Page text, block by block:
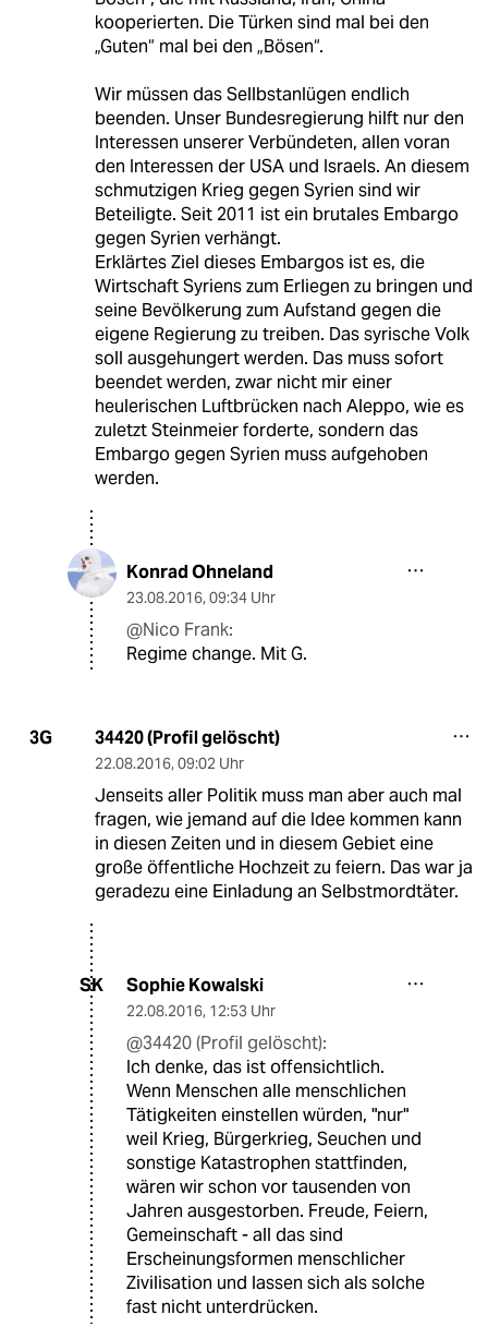
kooperierten. Die Türken sind mal bei den
„Guten“ mal bei den „Bösen“.
Wir müssen das Sellbstanlügen endlich
beenden. Unser Bundesregierung hilft nur den
Interessen unserer Verbündeten, allen voran
den Interessen der USA und Israels. An diesem
schmutzigen Krieg gegen Syrien sind wir
Beteiligte. Seit 2011 ist ein brutales Embargo
gegen Syrien verhängt.
Erklärtes Ziel dieses Embargos ist es, die
Wirtschaft Syriens zum Erliegen zu bringen und
seine Bevölkerung zum Aufstand gegen die
eigene Regierung zu treiben. Das syrische Volk
soll ausgehungert werden. Das muss sofort
beendet werden, zwar nicht mir einer
heulerischen Luftbrücken nach Aleppo, wie es
zuletzt Steinmeier forderte, sondern das
Embargo gegen Syrien muss aufgehoben
werden.
Konrad Ohneland
23.08.2016, 09:34 Uhr
@Nico Frank:
Regime change. Mit G.
3G 34420 (Profil gelöscht)
22.08.2016, 09:02 Uhr
Jenseits aller Politik muss man aber auch mal
fragen, wie jemand auf die Idee kommen kann
in diesen Zeiten und in diesem Gebiet eine
große öffentliche Hochzeit zu feiern. Das war ja
geradezu eine Einladung an Selbstmordtäter.
SK Sophie Kowalski
22.08.2016, 12:53 Uhr
@34420 (Profil gelöscht):
Ich denke, das ist offensichtlich.
Wenn Menschen alle menschlichen
Tätigkeiten einstellen würden, "nur"
weil Krieg, Bürgerkrieg, Seuchen und
sonstige Katastrophen stattfinden,
wären wir schon vor tausenden von
Jahren ausgestorben. Freude, Feiern,
Gemeinschaft - all das sind
Erscheinungsformen menschlicher
Zivilisation und lassen sich als solche
fast nicht unterdrücken.